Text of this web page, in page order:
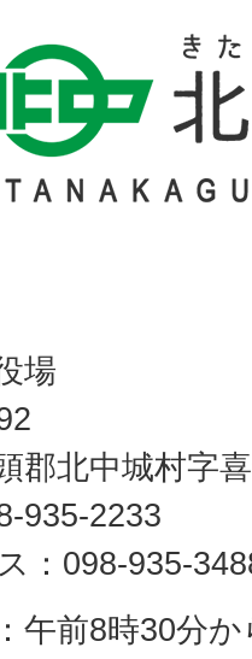
場
郡北中城村字
935-2233
：098-935-
午前8時30分